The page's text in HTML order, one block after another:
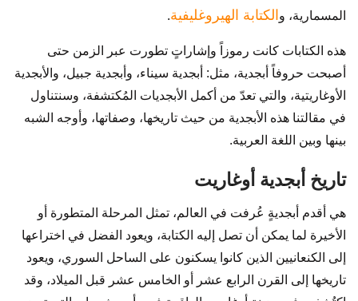
المسمارية، و الكتابة الهيروغليفية.
هذه الكتابات كانت رموزاً وإشاراتٍ تطورت عبر الزمن حتى
أصبحت حروفاً أبجدية، مثل: أبجدية سيناء، وأبجدية جبيل، والأبجدية
الأوغاريتية، والتي تعدّ من أكمل الأبجديات المُكتشفة، وسنتناول
في مقالتنا هذه الأبجدية من حيث تاريخها، وصفاتها، وأوجه الشبه
بينها وبين اللغة العربية.
تاريخ أبجدية أوغاريت
هي أقدم أبجديةٍ عُرفت في العالم، تمثل المرحلة المتطورة أو
الأخيرة لما يمكن أن تصل إليه الكتابة، ويعود الفضل في اختراعها
إلى الكنعانيين الذين كانوا يسكنون على الساحل السوري، ويعود
تاريخها إلى القرن الرابع عشر أو الخامس عشر قبل الميلاد، وقد